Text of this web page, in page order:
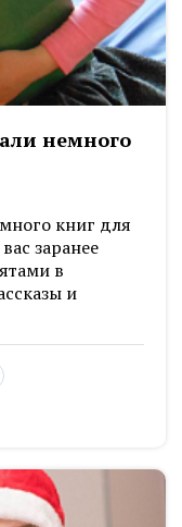
немного
книг для
заранее
в
и